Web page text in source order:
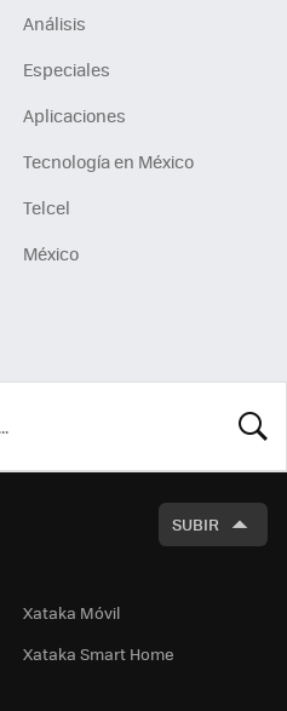
Análisis
Especiales
Aplicaciones
Tecnología en México
Telcel
México
SUBIR
Xataka Móvil
Xataka Smart Home